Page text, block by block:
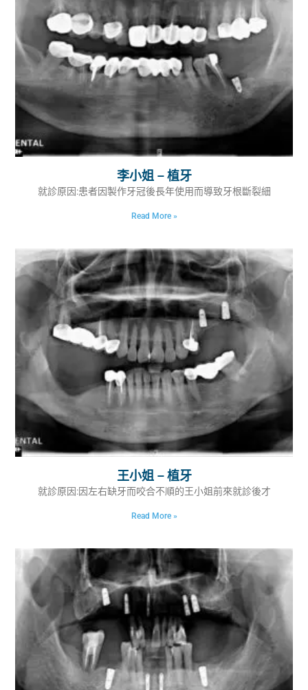
李小姐 – 植牙
就診原因:患者因製作牙冠後長年使用而導致牙根斷裂細
Read More »
王小姐 – 植牙
就診原因:因左右缺牙而咬合不順的王小姐前來就診後才
Read More »